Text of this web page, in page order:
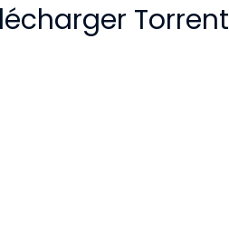
Torrent